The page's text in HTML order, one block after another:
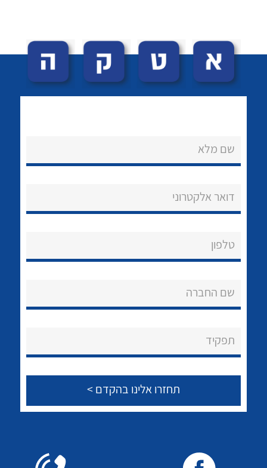
נקודות מכירה
שאלות ותשובות
שם מלא
דואר אלקטרוני
טלפון
שם החברה
תפקיד